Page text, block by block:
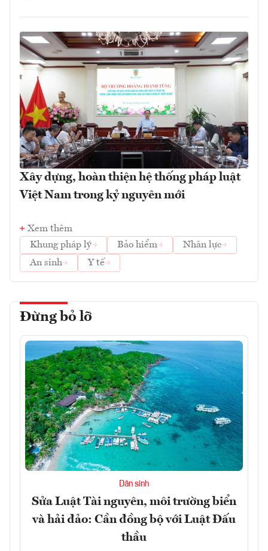
Xây dựng, hoàn thiện hệ thống pháp luật
Việt Nam trong kỷ nguyên mới
Xem thêm
Khung pháp lý
Bảo hiểm
Nhân lực
An sinh
Y tế
Đừng bỏ lỡ
Dân sinh
Sửa Luật Tài nguyên, môi trường biển
và hải đảo: Cần đồng bộ với Luật Đấu
thầu